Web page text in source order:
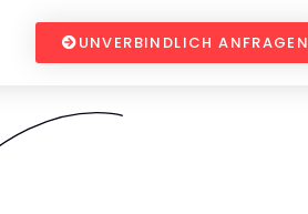
UNVERBINDLICH ANFRAGEN